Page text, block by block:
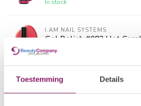
Toestemming Details
I.AM NAIL SYSTEMS
Gel Polish #082 Hot Coral
In stock
I.AM NAIL SYSTEMS
Gel Polish #001 A'dam